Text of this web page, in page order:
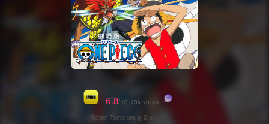
海外映画
国内TV番組・ドラマ
国内映画
Netflix 人気ランキング
Netflix 全作品ラインナップ
Netflix配信作品カスタム検索
トレンド
VOD 総合作品情報
6.8/10 10k votes